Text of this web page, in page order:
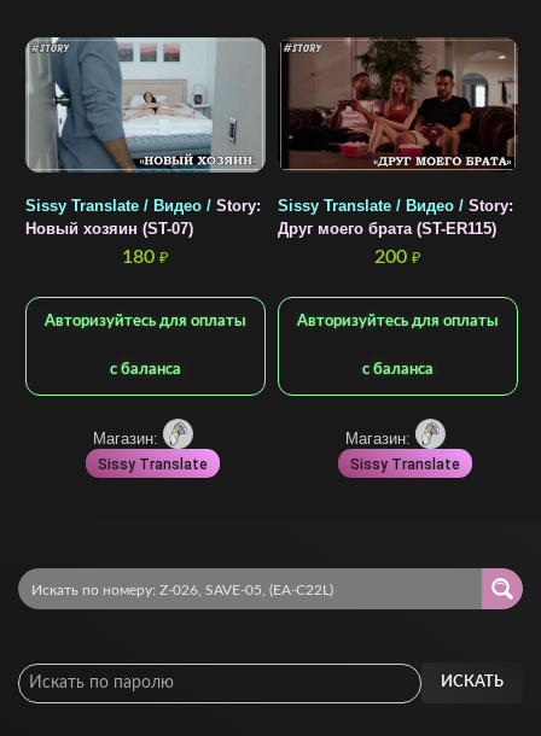
Sissy Translate / Видео / Story:
Новый хозяин (ST-07)
180 ₽
Авторизуйтесь для оплаты
с баланса
Магазин:
Sissy Translate
Sissy Translate / Видео / Story:
Друг моего брата (ST-ER115)
200 ₽
Авторизуйтесь для оплаты
с баланса
Магазин:
Sissy Translate
ИСКАТЬ